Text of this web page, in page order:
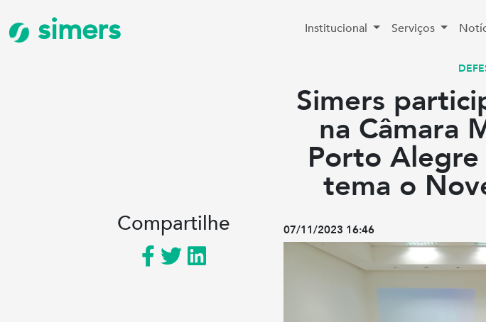
simers Institucional Serviços
Simers
na Câmara
Porto
tema o
Compartilhe 07/11/2023 16:46